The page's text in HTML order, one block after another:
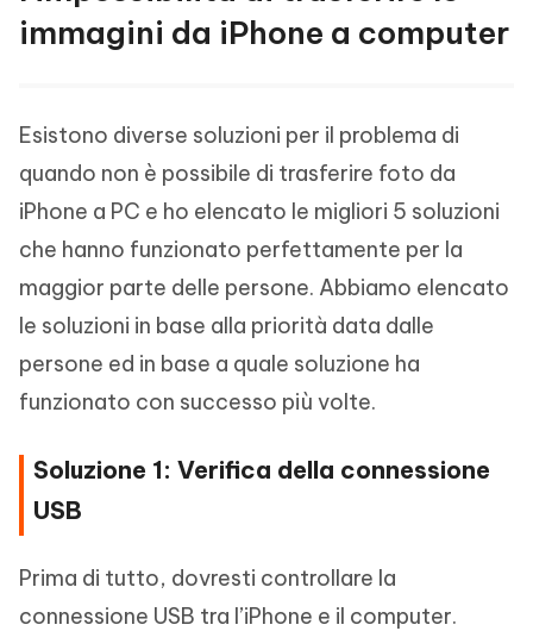
immagini da iPhone a computer
Esistono diverse soluzioni per il problema di
quando non è possibile di trasferire foto da
iPhone a PC e ho elencato le migliori 5 soluzioni
che hanno funzionato perfettamente per la
maggior parte delle persone. Abbiamo elencato
le soluzioni in base alla priorità data dalle
persone ed in base a quale soluzione ha
funzionato con successo più volte.
Soluzione 1: Verifica della connessione
USB
Prima di tutto, dovresti controllare la
connessione USB tra l’iPhone e il computer.